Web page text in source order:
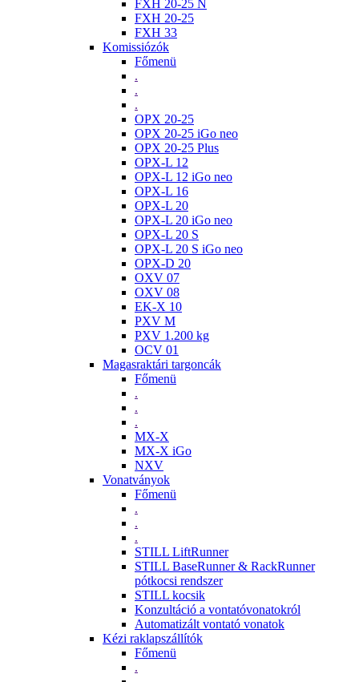
FXH 20-25 N
FXH 20-25
FXH 33
Komissiózók
Főmenü
.
.
.
OPX 20-25
OPX 20-25 iGo neo
OPX 20-25 Plus
OPX-L 12
OPX-L 12 iGo neo
OPX-L 16
OPX-L 20
OPX-L 20 iGo neo
OPX-L 20 S
OPX-L 20 S iGo neo
OPX-D 20
OXV 07
OXV 08
EK-X 10
PXV M
PXV 1.200 kg
OCV 01
Magasraktári targoncák
Főmenü
.
.
.
MX-X
MX-X iGo
NXV
Vonatványok
Főmenü
.
.
.
STILL LiftRunner
STILL BaseRunner & RackRunner
pótkocsi rendszer
STILL kocsik
Konzultáció a vontatóvonatokról
Automatizált vontató vonatok
Kézi raklapszállítók
Főmenü
.